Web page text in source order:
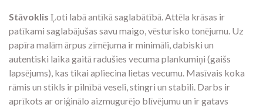
Stāvoklis Ļoti labā antīkā saglabātībā. Attēla krāsas ir
patīkami saglabājušas savu maigo, vēsturisko tonējumu. Uz
papīra malām ārpus zīmējuma ir minimāli, dabiski un
autentiski laika gaitā radušies vecuma plankumiņi (gaišs
lapsējums), kas tikai apliecina lietas vecumu. Masīvais koka
rāmis un stikls ir pilnībā veseli, stingri un stabili. Darbs ir
aprīkots ar oriģinālo aizmugurējo blīvējumu un ir gatavs